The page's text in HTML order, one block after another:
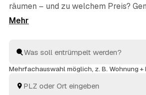
räumen – und zu welchem Preis?
klären Sie mit AWL in einer einzigen
antworten mit ihrem Festpreis.
entsorgen und besenrein an den
auswählen, das am besten passt.
Mehrfachauswahl möglich, z. B. Wohnung +